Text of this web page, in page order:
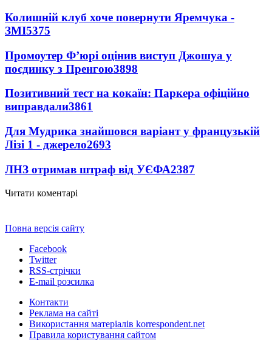
Колишній клуб хоче повернути Яремчука -
ЗМІ5375
Промоутер Ф’юрі оцінив виступ Джошуа у
поєдинку з Пренгою3898
Позитивний тест на кокаїн: Паркера офіційно
виправдали3861
Для Мудрика знайшовся варіант у французькій
Лізі 1 - джерело2693
ЛНЗ отримав штраф від УЄФА2387
Читати коментарі
Повна версія сайту
Facebook
Twitter
RSS-стрічки
E-mail розсилка
Контакти
Реклама на сайті
Використання матеріалів korrespondent.net
Правила користування сайтом